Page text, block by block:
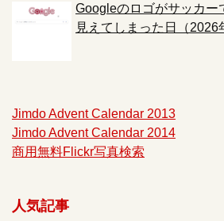
Googleのロゴがサッカー
見えてしまった日（2026
Jimdo Advent Calendar 2013
Jimdo Advent Calendar 2014
商用無料Flickr写真検索
人気記事